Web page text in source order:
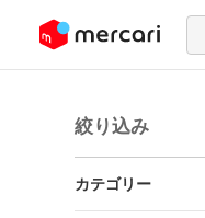
ツにスキップ
絞り込み
カテゴリー